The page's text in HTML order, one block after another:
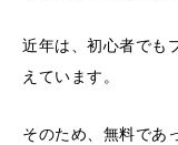
近年は、初心者でも
えています。
そのため、無料であ